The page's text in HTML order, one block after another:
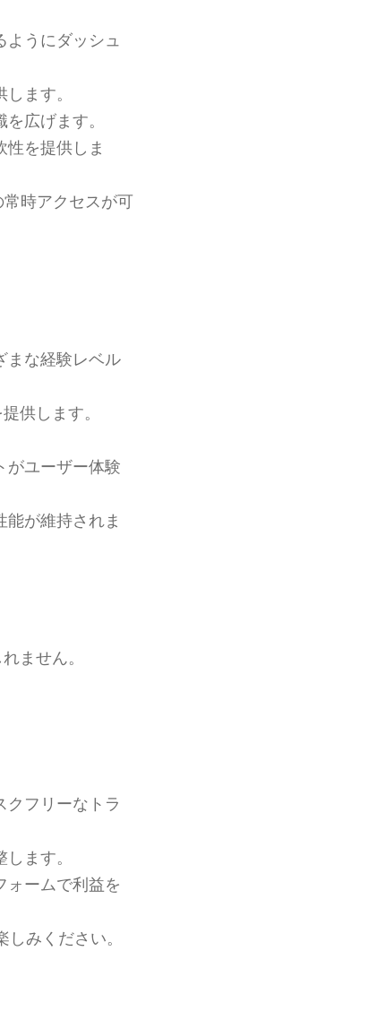
うにダッシュ
ます。
広げます。
性を提供しま
時アクセスが可
まな経験レベル
供します。
がユーザー体験
が維持されま
ません。
クフリーなトラ
ます。
ォームで利益を
みください。